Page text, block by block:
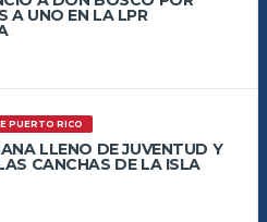
A UNO EN LA LPR
PUERTO RICO
LLENO DE JUVENTUD Y
CANCHAS DE LA ISLA